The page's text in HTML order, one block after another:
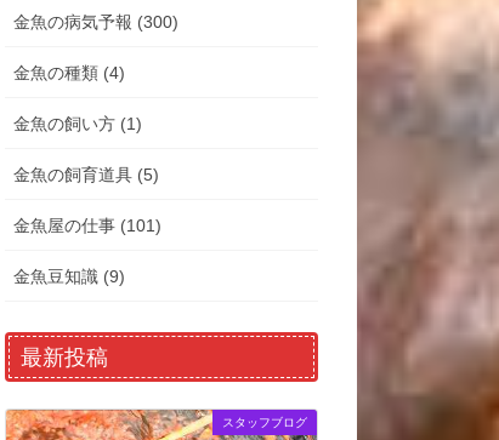
金魚の病気予報 (300)
金魚の種類 (4)
金魚の飼い方 (1)
金魚の飼育道具 (5)
金魚屋の仕事 (101)
金魚豆知識 (9)
最新投稿
スタッフブログ